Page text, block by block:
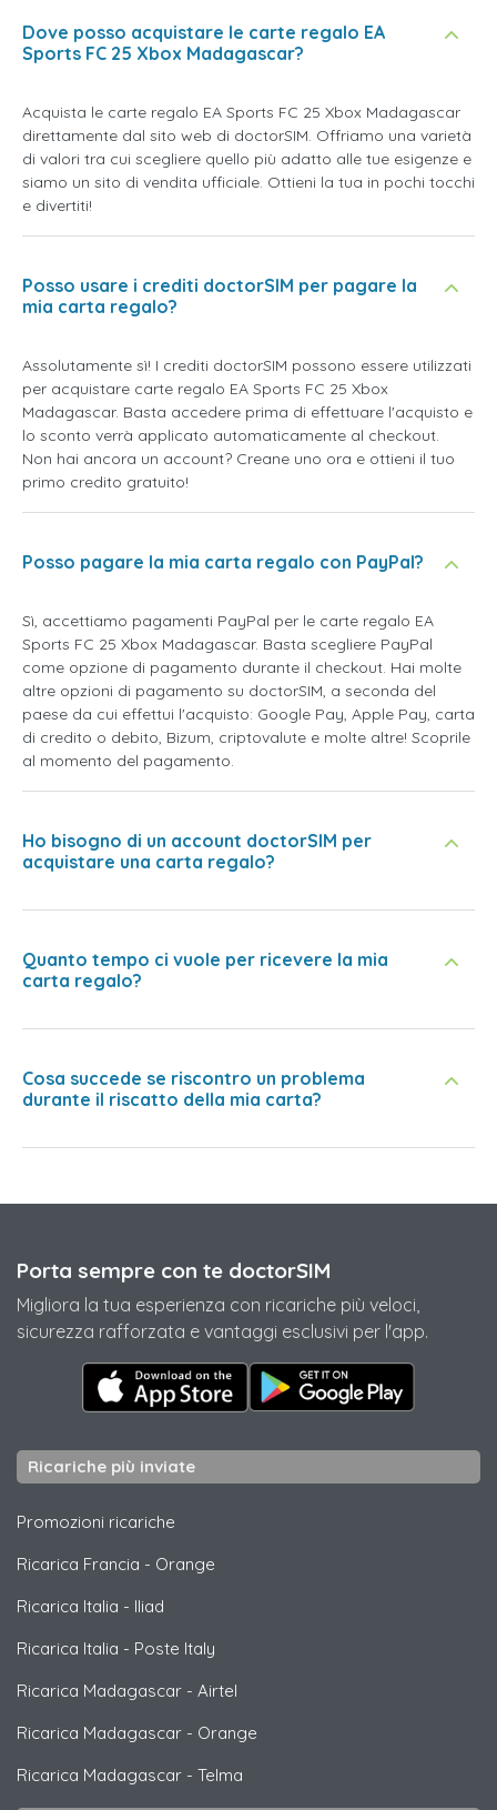
Dove posso acquistare le carte regalo EA
Sports FC 25 Xbox Madagascar?
Acquista le carte regalo EA Sports FC 25 Xbox Madagascar
direttamente dal sito web di doctorSIM. Offriamo una varietà
di valori tra cui scegliere quello più adatto alle tue esigenze e
siamo un sito di vendita ufficiale. Ottieni la tua in pochi tocchi
e divertiti!
Posso usare i crediti doctorSIM per pagare la
mia carta regalo?
Assolutamente sì! I crediti doctorSIM possono essere utilizzati
per acquistare carte regalo EA Sports FC 25 Xbox
Madagascar. Basta accedere prima di effettuare l'acquisto e
lo sconto verrà applicato automaticamente al checkout.
Non hai ancora un account? Creane uno ora e ottieni il tuo
primo credito gratuito!
Posso pagare la mia carta regalo con PayPal?
Sì, accettiamo pagamenti PayPal per le carte regalo EA
Sports FC 25 Xbox Madagascar. Basta scegliere PayPal
come opzione di pagamento durante il checkout. Hai molte
altre opzioni di pagamento su doctorSIM, a seconda del
paese da cui effettui l'acquisto: Google Pay, Apple Pay, carta
di credito o debito, Bizum, criptovalute e molte altre! Scoprile
al momento del pagamento.
Ho bisogno di un account doctorSIM per
acquistare una carta regalo?
Quanto tempo ci vuole per ricevere la mia
carta regalo?
Cosa succede se riscontro un problema
durante il riscatto della mia carta?
Porta sempre con te doctorSIM
Migliora la tua esperienza con ricariche più veloci,
sicurezza rafforzata e vantaggi esclusivi per l'app.
Ricariche più inviate
Promozioni ricariche
Ricarica Francia - Orange
Ricarica Italia - Iliad
Ricarica Italia - Poste Italy
Ricarica Madagascar - Airtel
Ricarica Madagascar - Orange
Ricarica Madagascar - Telma